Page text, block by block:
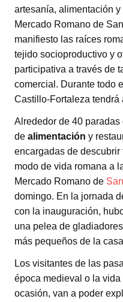
artesanía, alimentación
Mercado Romano de
manifiesto las raíces
tejido socioproductivo y
participativa a través de
comercial. Durante todo
Castillo-Fortaleza tendrá
Alrededor de 40 paradas
de alimentación y
encargadas de descubrir
modo de vida romana a
Mercado Romano de
domingo. En la jornada
con la inauguración,
una pelea de
más pequeños de la
Los visitantes de las
época medieval o la vida
ocasión, van a poder